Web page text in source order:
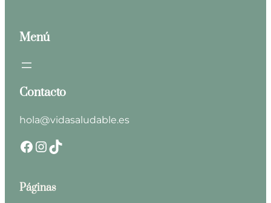
Menú
Contacto
hola@vidasaludable.es
Facebook InstagramTikTok
Páginas